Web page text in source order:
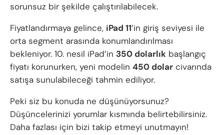
sorunsuz bir şekilde çalıştırılabilecek.
Fiyatlandırmaya gelince, iPad 11’in giriş seviyesi ile
orta segment arasında konumlandırılması
bekleniyor. 10. nesil iPad’in 350 dolarlık başlangıç
fiyatı korunurken, yeni modelin 450 dolar civarında
satışa sunulabileceği tahmin ediliyor.
Peki siz bu konuda ne düşünüyorsunuz?
Düşüncelerinizi yorumlar kısmında belirtebilirsiniz.
Daha fazlası için bizi takip etmeyi unutmayın!